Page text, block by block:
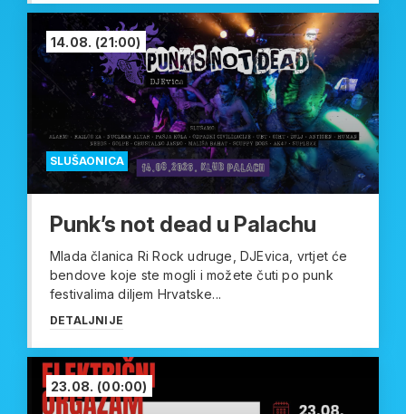
SLUŠAONICA
14.08. (21:00)
Punk’s not dead u Palachu
Mlada članica Ri Rock udruge, DJEvica, vrtjet će
bendove koje ste mogli i možete čuti po punk
festivalima diljem Hrvatske...
DETALJNIJE
23.08. (00:00)